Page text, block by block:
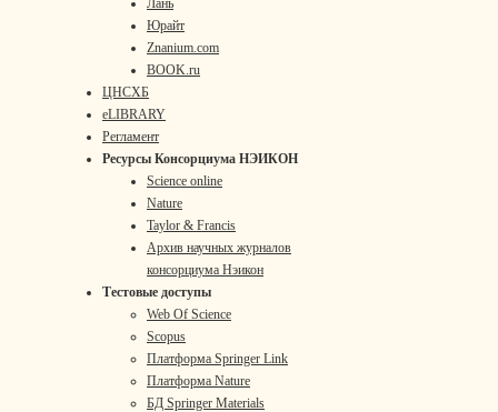
Лань
Юрайт
Znanium.com
BOOK.ru
ЦНСХБ
eLIBRARY
Регламент
Ресурсы Консорциума НЭИКОН
Science online
Nature
Taylor & Francis
Архив научных журналов
консорциума Нэикон
Тестовые доступы
Web Of Science
Scopus
Платформа Springer Link
Платформа Nature
БД Springer Materials